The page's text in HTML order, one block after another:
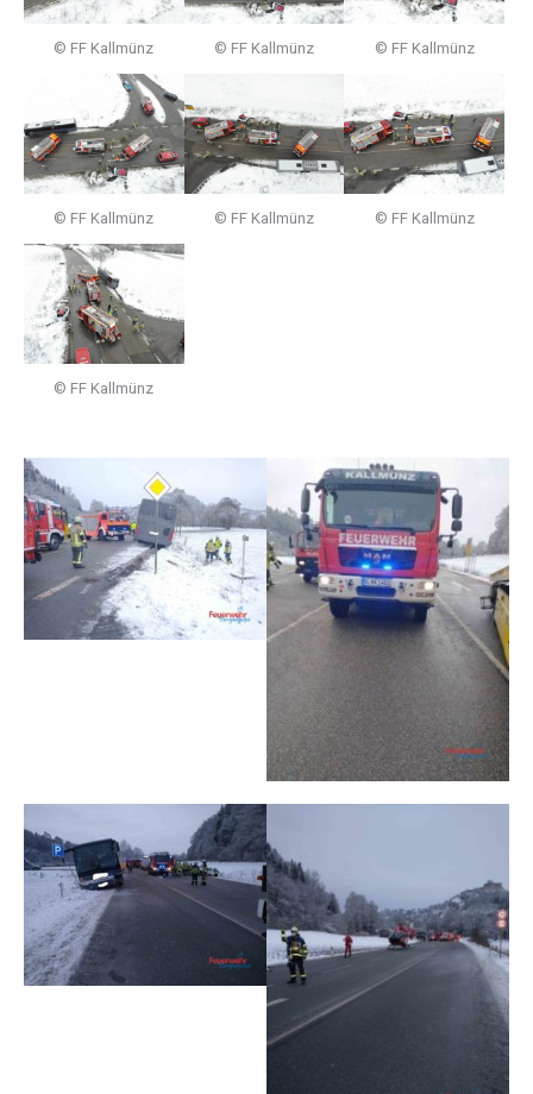
© FF Kallmünz © FF Kallmünz © FF Kallmünz
© FF Kallmünz © FF Kallmünz © FF Kallmünz
© FF Kallmünz